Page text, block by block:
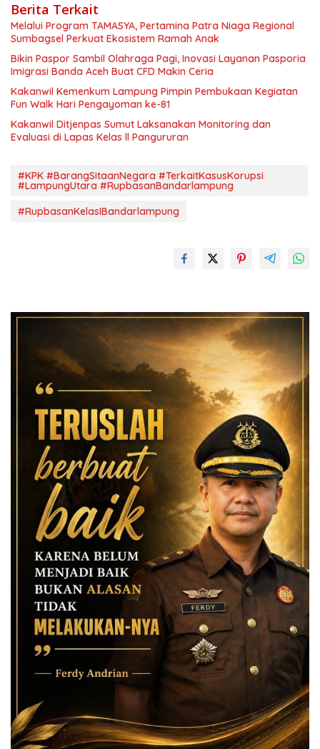
Berita Terkait
Melalui Program TAMASYA, Pertamina Patra Niaga Regional
Sumbagsel Perkuat Ekosistem Ramah Anak
Bikin Paspor Sambil Olahraga Pagi, Inovasi Layanan Pasporia
Imigrasi Banda Aceh Buat CFD Makin Ceria
Kakanwil Kemenkum Lampung Pimpin Pembukaan Kegiatan
Fun Walk Hari Pengayoman ke-81
Kakanwil Ditjenpas Sumut Laksanakan Monitoring dan
Evaluasi di Lapas Kelas ll Pangururan
#KPK #BarangSitaanNegara #TerkaitKasusKorupsi
#LampungUtara #RupbasanBandarlampung
#RupbasanKelasIBandarlampung